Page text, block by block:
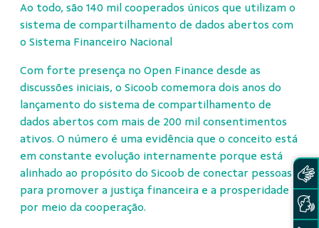
Ao todo, são 140 mil cooperados únicos que utilizam o
sistema de compartilhamento de dados abertos com
o Sistema Financeiro Nacional
Com forte presença no Open Finance desde as
discussões iniciais, o Sicoob comemora dois anos do
lançamento do sistema de compartilhamento de
dados abertos com mais de 200 mil consentimentos
ativos. O número é uma evidência que o conceito está
em constante evolução internamente porque está
alinhado ao propósito do Sicoob de conectar pessoas
para promover a justiça financeira e a prosperidade
por meio da cooperação.